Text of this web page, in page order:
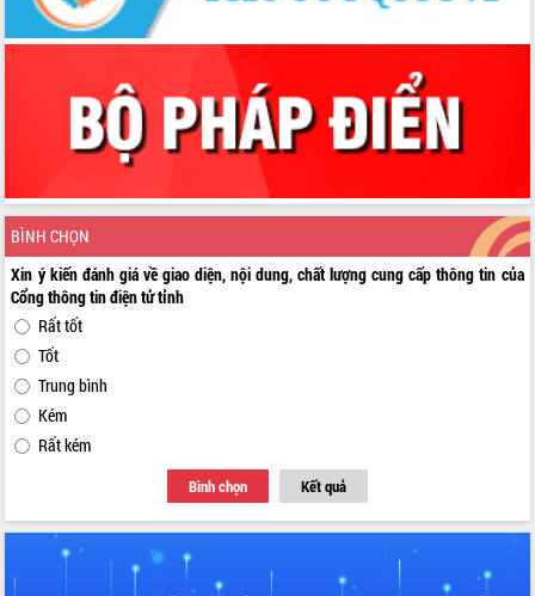
BÌNH CHỌN
Xin ý kiến đánh giá về giao diện, nội dung, chất lượng cung cấp thông tin của
Cổng thông tin điện tử tỉnh
Rất tốt
Tốt
Trung bình
Kém
Rất kém
Bình chọn Kết quả